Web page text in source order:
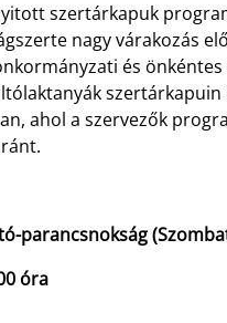
szertárkapuk
nagy várakozás
és
ahol a szervezők
parancsnokság
óra